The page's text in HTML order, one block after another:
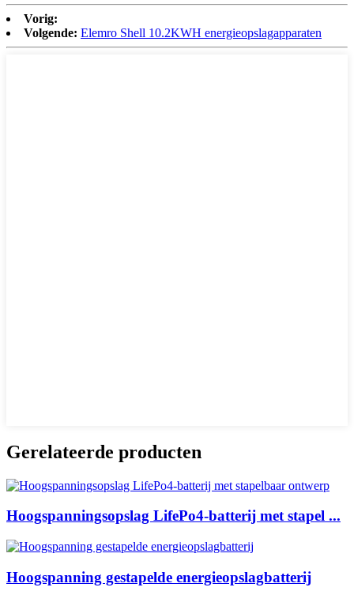
Vorig:
Volgende: Elemro Shell 10.2KWH energieopslagapparaten
Gerelateerde producten
Hoogspanningsopslag LifePo4-batterij met stapel ...
Hoogspanning gestapelde energieopslagbatterij